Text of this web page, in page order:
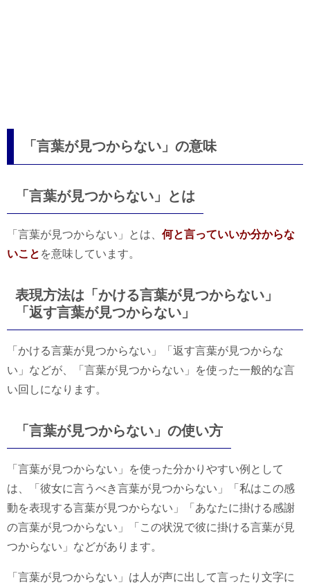
「言葉が見つからない」の意味
「言葉が見つからない」とは
「言葉が見つからない」とは、 何と言っていいか分からな
いこと を意味しています。
表現方法は「かける言葉が見つからない」
「返す言葉が見つからない」
「かける言葉が見つからない」「返す言葉が見つからな
い」などが、「言葉が見つからない」を使った一般的な言
い回しになります。
「言葉が見つからない」の使い方
「言葉が見つからない」を使った分かりやすい例として
は、「彼女に言うべき言葉が見つからない」「私はこの感
動を表現する言葉が見つからない」「あなたに掛ける感謝
の言葉が見つからない」「この状況で彼に掛ける言葉が見
つからない」などがあります。
「言葉が見つからない」は人が声に出して言ったり文字に